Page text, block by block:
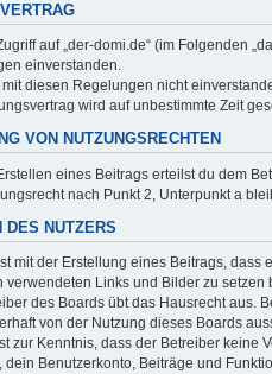
auf „der-domi.de“ (im Folgenden
einverstanden.
diesen Regelungen nicht
wird auf unbestimmte Zeit
VON NUTZUNGSRECHTEN
eines Beitrags erteilst du dem
nach Punkt 2, Unterpunkt a
DES NUTZERS
mit der Erstellung eines Beitrags,
verwendeten Links und Bilder zu setzen
des Boards übt das Hausrecht aus.
von der Nutzung dieses Boards
zur Kenntnis, dass der Betreiber keine
dein Benutzerkonto, Beiträge und